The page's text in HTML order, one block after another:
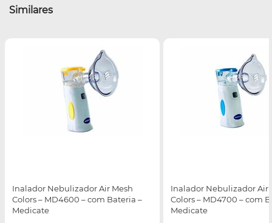
Similares
Inalador Nebulizador Air Mesh
Colors – MD4600 – com Bateria –
Medicate
Inalador Nebulizador Air
Colors – MD4700 – com
Medicate